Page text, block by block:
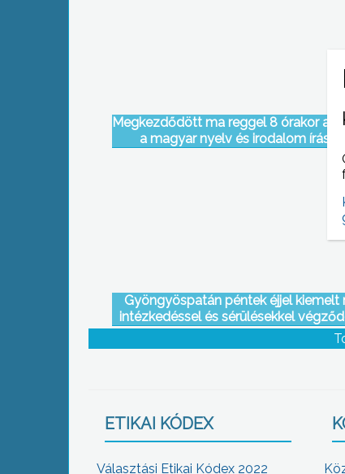
Megkezdődött ma reggel 8 órakor az
a magyar nyelv és irodalom
Gyöngyöspatán péntek éjjel kiemelt
intézkedéssel és sérülésekkel
ballagási ünneplés
ETIKAI KÓDEX
Választási Etikai Kódex 2022